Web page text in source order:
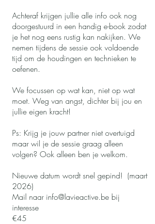
Achteraf krijgen jullie alle info ook nog
doorgestuurd in een handig e-book zodat
je het nog eens rustig kan nakijken. We
nemen tijdens de sessie ook voldoende
tijd om de houdingen en technieken te
oefenen.
We focussen op wat kan, niet op wat
moet. Weg van angst, dichter bij jou en
jullie eigen kracht!
Ps: Krijg je jouw partner niet overtuigd
maar wil je de sessie graag alleen
volgen? Ook alleen ben je welkom.
Nieuwe datum wordt snel gepind! (maart
2026)
Mail naar info@lavieactive.be bij
interesse
€45